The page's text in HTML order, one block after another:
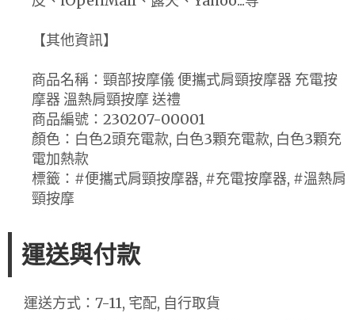
【其他資訊】
商品名稱：頸部按摩儀 便攜式肩頸按摩器 充電按
摩器 溫熱肩頸按摩 送禮
商品編號：230207-00001
顏色：白色2頭充電款, 白色3顆充電款, 白色3顆充
電加熱款
標籤：#便攜式肩頸按摩器, #充電按摩器, #溫熱肩
頸按摩
運送與付款
運送方式：7-11, 宅配, 自行取貨